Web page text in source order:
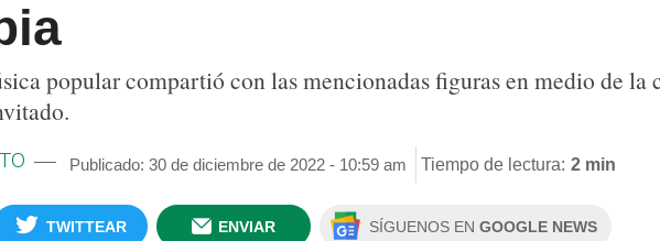
popular compartió con las mencionadas figuras en medio de la
Publicado: 30 de diciembre de 2022 - 10:59 am Tiempo de lectura: 2 min
TWITTEAR ENVIAR SÍGUENOS EN GOOGLE NEWS